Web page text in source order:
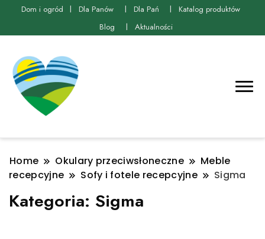
Dom i ogród Dla Panów Dla Pań
Katalog produktów
Blog
Aktualności
Home Okulary przeciwsłoneczne
Meble
recepcyjne
Sofy i fotele recepcyjne Sigma
Kategoria: Sigma